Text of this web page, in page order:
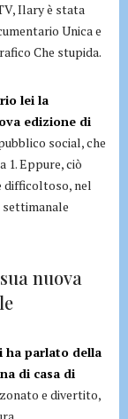
Ilary è stata
Unica e
Che stupida.
lei la
edizione di
social, che
1. Eppure, ciò
difficoltoso, nel
settimanale
nuova
ha parlato della
di casa di
e divertito,